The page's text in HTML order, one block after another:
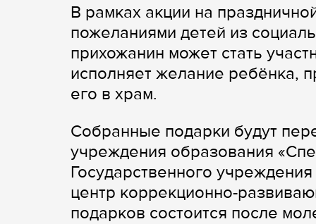
В рамках акции на
пожеланиями детей из
прихожанин может стать
исполняет желание ребёнка,
его в храм.
Собранные подарки будут
учреждения образования
Государственного
центр коррекционно-
подарков состоится после